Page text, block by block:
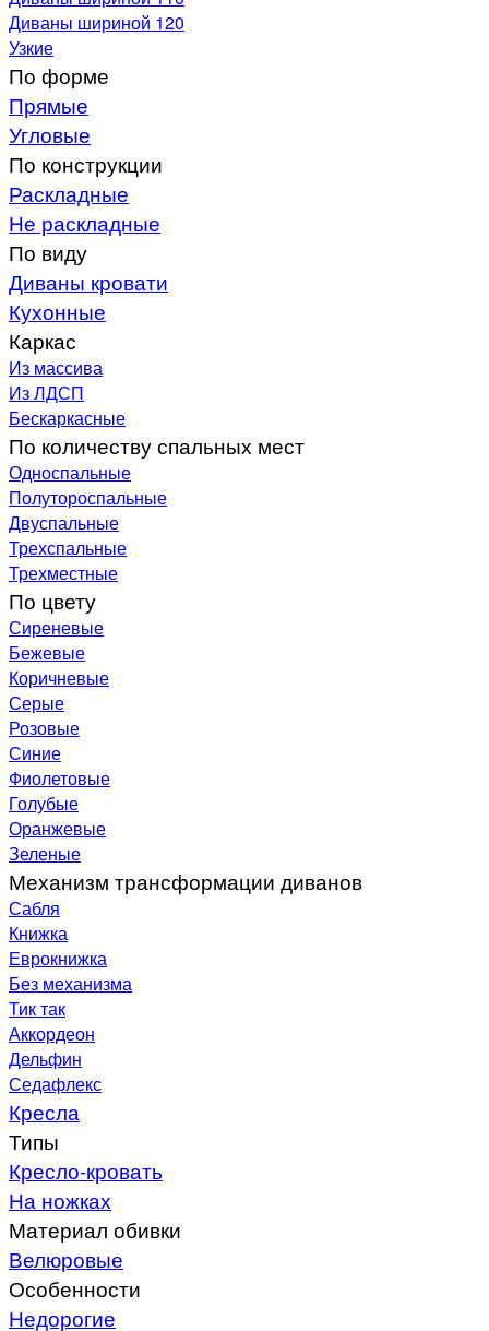
Диваны шириной 120
Узкие
По форме
Прямые
Угловые
По конструкции
Раскладные
Не раскладные
По виду
Диваны кровати
Кухонные
Каркас
Из массива
Из ЛДСП
Бескаркасные
По количеству спальных мест
Односпальные
Полутороспальные
Двуспальные
Трехспальные
Трехместные
По цвету
Сиреневые
Бежевые
Коричневые
Серые
Розовые
Синие
Фиолетовые
Голубые
Оранжевые
Зеленые
Механизм трансформации диванов
Сабля
Книжка
Еврокнижка
Без механизма
Тик так
Аккордеон
Дельфин
Седафлекс
Кресла
Типы
Кресло-кровать
На ножках
Материал обивки
Велюровые
Особенности
Недорогие